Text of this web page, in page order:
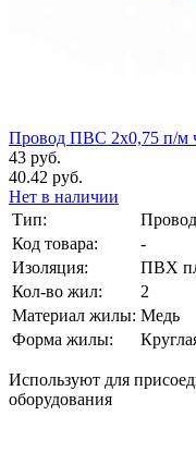
Провод ПВС 2х0,75 п/м
43 руб.
40.42 руб.
Нет в наличии
Тип:
Код товара:
-
Изоляция:
ПВХ
Кол-во жил:
2
Материал жилы: Медь
Форма жилы:
Используют для
оборудования